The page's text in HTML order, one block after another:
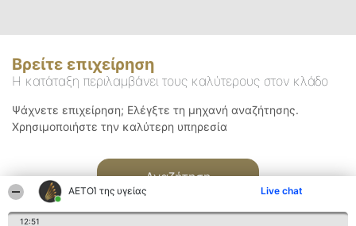
ΑΕΤΟΊ της υγείας Live chat
12:51
Βρείτε επιχείρηση
Η κατάταξη περιλαμβάνει τους καλύτερους στον κλάδο
Ψάχνετε επιχείρηση; Ελέγξτε τη μηχανή αναζήτησης.
Χρησιμοποιήστε την καλύτερη υπηρεσία
Αναζήτηση